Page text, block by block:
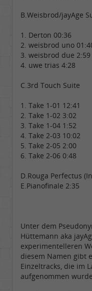
B.Weisbrod/jayAge
1. Derton 00:36
2. weisbrod uno
3. weisbrod due 2:59
4. uwe trias 4:28
C.3rd Touch Suite
1. Take 1-01 12:41
2. Take 1-02 3:02
3. Take 1-04 1:52
4. Take 2-03 10:02
5. Take 2-05 2:00
6. Take 2-06 0:48
D.Rouga Perfectus
E.Pianofinale 2:35
Unter dem
Hüttemann aka
experimentelleren
diesem Namen gibt
Einzeltracks, die im
aufgenommen